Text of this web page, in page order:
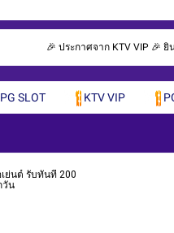
🎉 ประกาศจาก KTV VIP 🎉
PG SLOT KTV VIP